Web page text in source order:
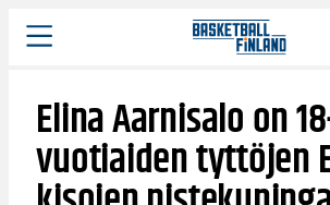
Siirry
sisältöön
Elina Aarnisalo on
vuotiaiden tyttöjen